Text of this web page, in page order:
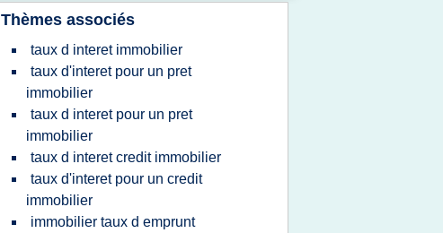
Thèmes associés
taux d interet immobilier
taux d'interet pour un pret
immobilier
taux d interet pour un pret
immobilier
taux d interet credit immobilier
taux d'interet pour un credit
immobilier
immobilier taux d emprunt